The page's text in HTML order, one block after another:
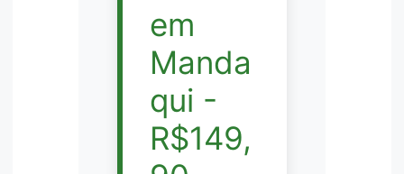
em
Manda
qui -
R$149,